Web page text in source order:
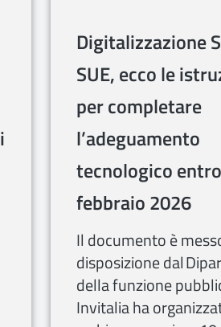
Digitalizzazione
SUE, ecco le
per completare
l’adeguamento
tecnologico
febbraio 2026
Il documento è
disposizione dal
della funzione
Invitalia ha